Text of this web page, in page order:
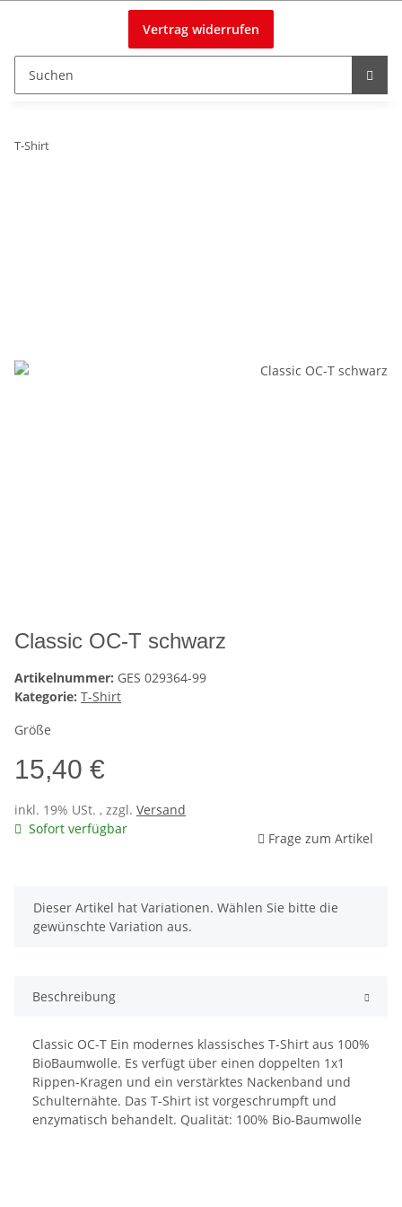
Vertrag widerrufen
T-Shirt
Classic OC-T schwarz
Artikelnummer: GES 029364-99
Kategorie: T-Shirt
Größe
15,40 €
inkl. 19% USt. , zzgl. Versand
Sofort verfügbar
Frage zum Artikel
x
Dieser Artikel hat Variationen. Wählen Sie bitte die
gewünschte Variation aus.
Beschreibung
Classic OC-T Ein modernes klassisches T-Shirt aus 100%
BioBaumwolle. Es verfügt über einen doppelten 1x1
Rippen-Kragen und ein verstärktes Nackenband und
Schulternähte. Das T-Shirt ist vorgeschrumpft und
enzymatisch behandelt. Qualität: 100% Bio-Baumwolle